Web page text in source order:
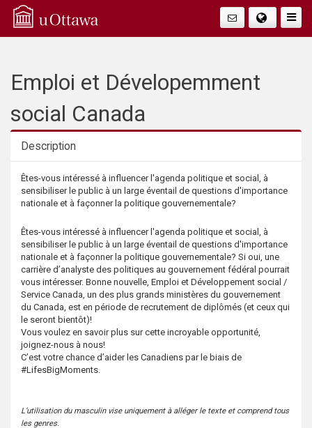
Q
Faire
Emploi et Dévelopemment
social Canada
Description
Description
Êtes-vous intéressé à influencer l'agenda politique et social, à
sensibiliser le public à un large éventail de questions d'importance
nationale et à façonner la politique gouvernementale?
Êtes-vous intéressé à influencer l'agenda politique et social, à
sensibiliser le public à un large éventail de questions d'importance
nationale et à façonner la politique gouvernementale? Si oui, une
carrière d’analyste des politiques au gouvernement fédéral pourrait
vous intéresser. Bonne nouvelle, Emploi et Développement social /
Service Canada, un des plus grands ministères du gouvernement
du Canada, est en période de recrutement de diplômés (et ceux qui
le seront bientôt)!
Vous voulez en savoir plus sur cette incroyable opportunité,
joignez-nous à nous!
C’est votre chance d’aider les Canadiens par le biais de
#LifesBigMoments.
L’utilisation du masculin vise uniquement à alléger le texte et comprend tous
les genres.